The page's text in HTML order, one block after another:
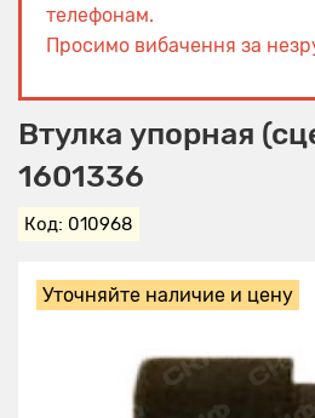
телефонам.
Просимо вибачення за
Втулка упорная
1601336
Код: 010968
Уточняйте наличие и цену